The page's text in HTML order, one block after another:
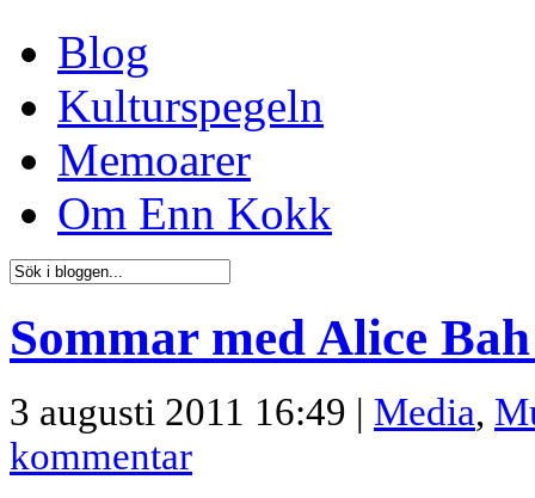
Blog
Kulturspegeln
Memoarer
Om Enn Kokk
Sommar med Alice
3 augusti 2011 16:49 | Media,
kommentar